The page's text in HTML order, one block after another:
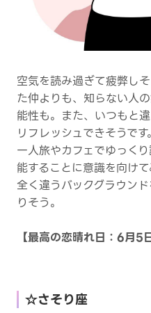
空気を読み過ぎて疲弊し
た仲よりも、知らない人
能性も。また、いつもと
リフレッシュできそうで
一人旅やカフェでゆっく
能することに意識を向け
全く違うバックグラウン
りそう。
【最高の恋晴れ日：6月5
☆さそり座